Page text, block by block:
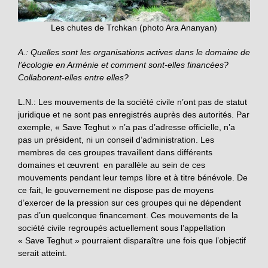
Les chutes de Trchkan (photo Ara Ananyan)
A.: Quelles sont les organisations actives dans le domaine de
l’écologie en Arménie et comment sont-elles financées?
Collaborent-elles entre elles?
L.N.: Les mouvements de la société civile n’ont pas de statut
juridique et ne sont pas enregistrés auprès des autorités. Par
exemple, « Save Teghut » n’a pas d’adresse officielle, n’a
pas un président, ni un conseil d’administration. Les
membres de ces groupes travaillent dans différents
domaines et œuvrent en parallèle au sein de ces
mouvements pendant leur temps libre et à titre bénévole. De
ce fait, le gouvernement ne dispose pas de moyens
d’exercer de la pression sur ces groupes qui ne dépendent
pas d’un quelconque financement. Ces mouvements de la
société civile regroupés actuellement sous l’appellation
« Save Teghut » pourraient disparaître une fois que l’objectif
serait atteint.